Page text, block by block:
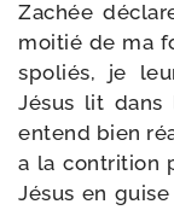
Zachée
moi­tié de ma
spo­liés, je
Jésus lit
entend bien
a la contri­tion
Jésus en